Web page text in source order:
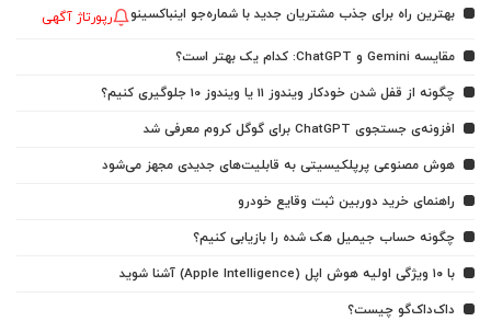
بهترین راه برای جذب مشتریان جدید با شماره‌جو اینباکسینو رپورتاژ آگهی
مقایسه Gemini و ChatGPT: کدام یک بهتر است؟
چگونه از قفل شدن خودکار ویندوز 11 یا ویندوز 10 جلوگیری کنیم؟
افزونه‌ی جستجوی ChatGPT برای گوگل کروم معرفی شد
هوش مصنوعی پرپلکیسیتی به قابلیت‌های جدیدی مجهز می‌شود
راهنمای خرید دوربین ثبت وقایع خودرو
چگونه حساب جیمیل هک شده را بازیابی کنیم؟
با ۱۰ ویژگی اولیه هوش اپل (Apple Intelligence) آشنا شوید
داک‌داک‌گو چیست؟